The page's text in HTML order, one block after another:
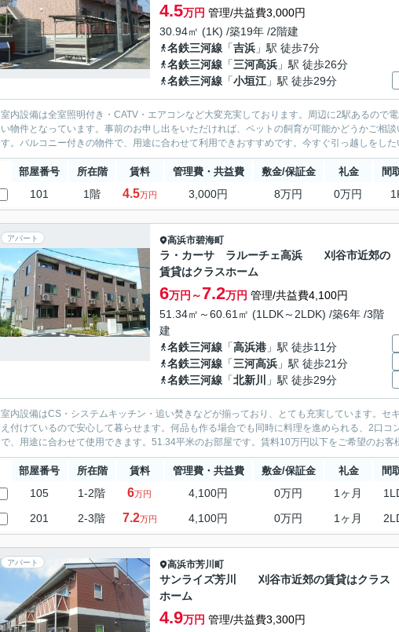
4.5万円 管理/共益費3,000円
30.94㎡ (1K) /築19年 /2階建
名鉄三河線 「吉浜 」駅 徒歩7分
名鉄三河線 「三河高浜 」駅 徒歩26分
名鉄三河線 「小垣江 」駅 徒歩29分
室内設備は全室照明付き・CATV・エアコンなど大変充実しております。周辺に2駅あるので
い物件となっています。事前のお申し出をいただければ、ペットの飼育が可能かどうかご相
す。バルコニー付きの物件で、用途に合わせて利用できおすすめです。今すぐ引っ越しをし
部屋番号 所在階 賃料 管理費・共益費 敷金/保証金 礼金 間
101 1階 4.5万円 3,000円 8万円 0万円
アパート 高浜市碧海町
ラ・カーサ ラルーチェ高浜 刈谷市近郊の
賃貸はクラスホーム
6万円～7.2万円 管理/共益費4,100円
51.34㎡～60.61㎡ (1LDK～2LDK) /築6年 /3階
建
名鉄三河線 「高浜港 」駅 徒歩11分
名鉄三河線 「三河高浜 」駅 徒歩21分
名鉄三河線 「北新川 」駅 徒歩29分
室内設備はCS・システムキッチン・追い焚きなどが揃っており、とても充実しています。セ
え付けているので安心して暮らせます。何品も作る場合でも同時に料理を進められる、2口
で、用途に合わせて使用できます。51.34平米のお部屋です。賃料10万円以下をご希望のお客
部屋番号 所在階 賃料 管理費・共益費 敷金/保証金 礼金 間
105 1-2階 6万円 4,100円 0万円 1ヶ月
201 2-3階 7.2万円 4,100円 0万円 1ヶ月
アパート 高浜市芳川町
サンライズ芳川 刈谷市近郊の賃貸はクラス
ホーム
4.9万円 管理/共益費3,300円